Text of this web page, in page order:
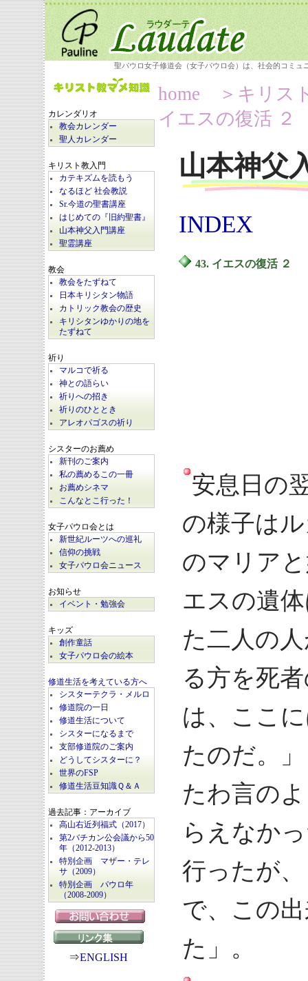
聖パウロ女子修道会（女子パウロ会）は、社会的コミ
カレンダリオ
教会カレンダー
聖人カレンダー
キリスト教入門
カテキズムを読もう
なるほど 社会教説
Sr.今道の聖書講座
はじめての『旧約聖書』
山本神父入門講座
聖霊講座
教会
教会をたずねて
日本キリシタン物語
カトリック教会の歴史
キリシタンゆかりの地を
たずねて
祈り
マルコで祈る
神との語らい
祈りへの招き
祈りのひととき
アレオパゴスの祈り
シスターのお薦め
新刊のご案内
私の薦めるこの一冊
お薦めシネマ
こんなとこ行った！
女子パウロ会とは
新世紀ルーツへの巡礼
信仰の挑戦
女子パウロ会ニュース
お知らせ
イベント・勉強会
キッズ
創作童話
女子パウロ会の絵本
修道生活を考えている方へ
シスターテクラ・メルロ
修道院の一日
修道生活について
シスターになるまで
支部修道院のご案内
どうしてシスターに？
世界のFSP
修道生活豆知識Ｑ＆Ａ
過去記事：アーカイブ
高山右近列福式（2017）
第2バチカン公会議から50
年（2012-2013）
特別企画 マザー・テレ
サ（2009）
特別企画 パウロ年
（2008-2009）
⇒ENGLISH
home ＞キリス
イエスの復活 ２
山本神父
INDEX
43. イエスの復活 ２
安息日の
の様子は
のマリア
エスの遺
た二人の
る方を死
は、ここ
たのだ。
たわ言の
らえなか
行ったが
で、この
た」。